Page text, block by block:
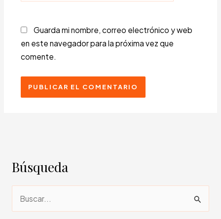
Guarda mi nombre, correo electrónico y web
en este navegador para la próxima vez que
comente.
Búsqueda